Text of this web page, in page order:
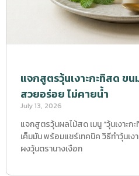
แจกสูตรวุ้นเงาะกะทิสด ข
สวยอร่อย ไม่คายน้ำ
July 13, 2026
แจกสูตรวุ้นผลไม้สด เมนู “วุ้นเงาะ
เค็มมัน พร้อมแชร์เทคนิค วิธีทำวุ้นเง
ผงวุ้นตรานางเงือก